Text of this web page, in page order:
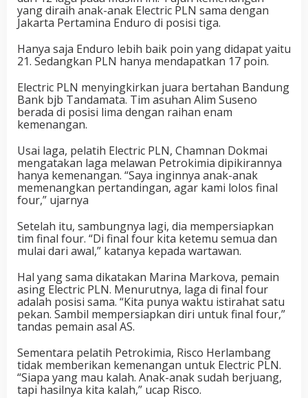
yang diraih anak-anak Electric PLN sama dengan
Jakarta Pertamina Enduro di posisi tiga.
Hanya saja Enduro lebih baik poin yang didapat yaitu
21. Sedangkan PLN hanya mendapatkan 17 poin.
Electric PLN menyingkirkan juara bertahan Bandung
Bank bjb Tandamata. Tim asuhan Alim Suseno
berada di posisi lima dengan raihan enam
kemenangan.
Usai laga, pelatih Electric PLN, Chamnan Dokmai
mengatakan laga melawan Petrokimia dipikirannya
hanya kemenangan. “Saya inginnya anak-anak
memenangkan pertandingan, agar kami lolos final
four,” ujarnya
Setelah itu, sambungnya lagi, dia mempersiapkan
tim final four. “Di final four kita ketemu semua dan
mulai dari awal,” katanya kepada wartawan.
Hal yang sama dikatakan Marina Markova, pemain
asing Electric PLN. Menurutnya, laga di final four
adalah posisi sama. “Kita punya waktu istirahat satu
pekan. Sambil mempersiapkan diri untuk final four,”
tandas pemain asal AS.
Sementara pelatih Petrokimia, Risco Herlambang
tidak memberikan kemenangan untuk Electric PLN.
“Siapa yang mau kalah. Anak-anak sudah berjuang,
tapi hasilnya kita kalah,” ucap Risco.